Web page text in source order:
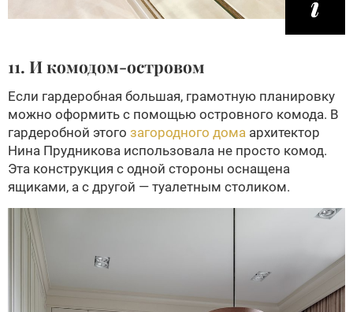
11. И комодом-островом
Если гардеробная большая, грамотную планировку
можно оформить с помощью островного комода. В
гардеробной этого загородного дома архитектор
Нина Прудникова использовала не просто комод.
Эта конструкция с одной стороны оснащена
ящиками, а с другой — туалетным столиком.